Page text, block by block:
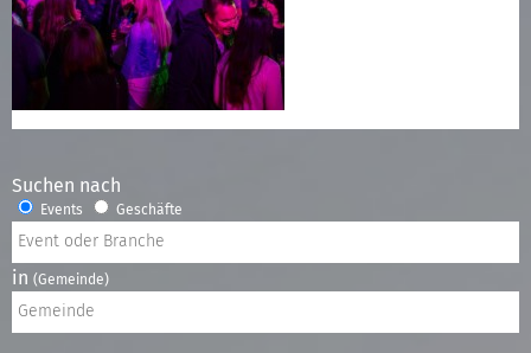
Suchen nach
Events Geschäfte
in (Gemeinde)